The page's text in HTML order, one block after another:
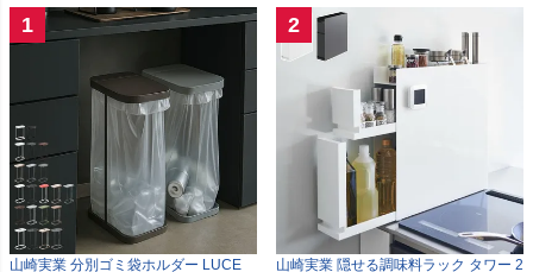
1
山崎実業 分別ゴミ袋ホルダー LUCE
2
山崎実業 隠せる調味料ラック タワー 2